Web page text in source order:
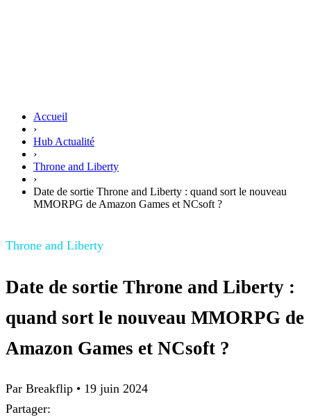
Accueil
›
Hub Actualité
›
Throne and Liberty
›
Date de sortie Throne and Liberty : quand sort le nouveau
MMORPG de Amazon Games et NCsoft ?
Throne and Liberty
Date de sortie Throne and Liberty :
quand sort le nouveau MMORPG de
Amazon Games et NCsoft ?
Par Breakflip • 19 juin 2024
Partager: